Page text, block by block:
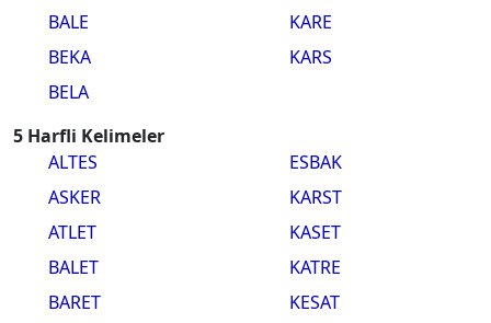
BALE
BEKA
BELA
KARE
KARS
5 Harfli Kelimeler
ALTES
ASKER
ATLET
BALET
BARET
ESBAK
KARST
KASET
KATRE
KESAT